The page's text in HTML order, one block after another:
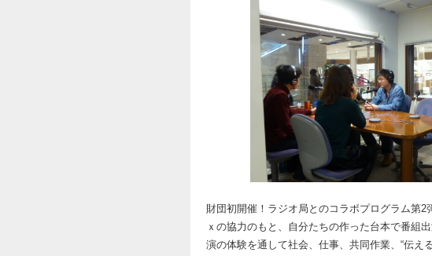
財団初開催！ラジオ局とのコラボプログラム第2
ｘの協力のもと、自分たちの作った台本で番組
演の体験を通して社会、仕事、共同作業、“伝え